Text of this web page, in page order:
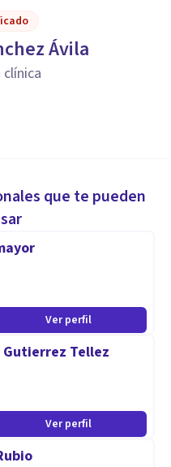
Ávila
que te pueden
Ver perfil
Gutierrez Tellez
Ver perfil